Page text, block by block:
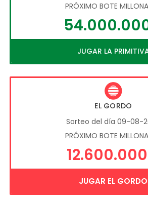
PRÓXIMO BOTE
JUGAR LA
EL GORDO
Sorteo del día 09-08-
PRÓXIMO BOTE
JUGAR EL GORDO